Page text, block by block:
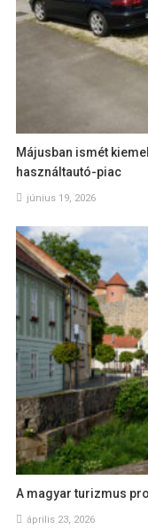
Májusban ismét
használtautó-piac
június 19, 2026
A magyar turizmus
április 23, 2026